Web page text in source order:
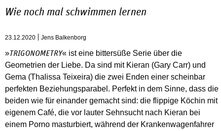
Wie noch mal schwimmen lernen
23.12.2020 Jens Balkenborg
»TRIGONOMETRY« ist eine bittersüße Serie über die
Geometrien der Liebe. Da sind mit Kieran (Gary Carr) und
Gema (Thalissa Teixeira) die zwei Enden einer scheinbar
perfekten Beziehungsparabel. Perfekt in dem Sinne, dass die
beiden wie für einander gemacht sind: die flippige Köchin mit
eigenem Café, die vor lauter Sehnsucht nach Kieran bei
einem Porno masturbiert, während der Krankenwagenfahrer